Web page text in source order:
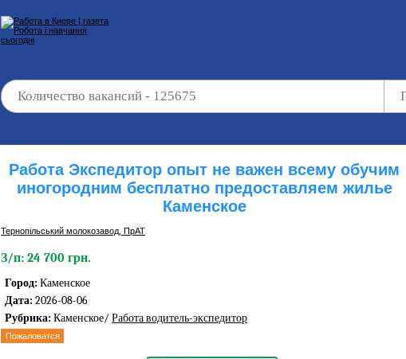
Работа Экспедитор опыт не важен всему обучим
иногородним бесплатно предоставляем жилье
Каменское
Тернопільський молокозавод, ПрАТ
З/п: 24 700 грн.
Город: Каменское
Дата: 2026-08-06
Рубрика: Каменское/ Работа водитель-экспедитор
Пожаловатся